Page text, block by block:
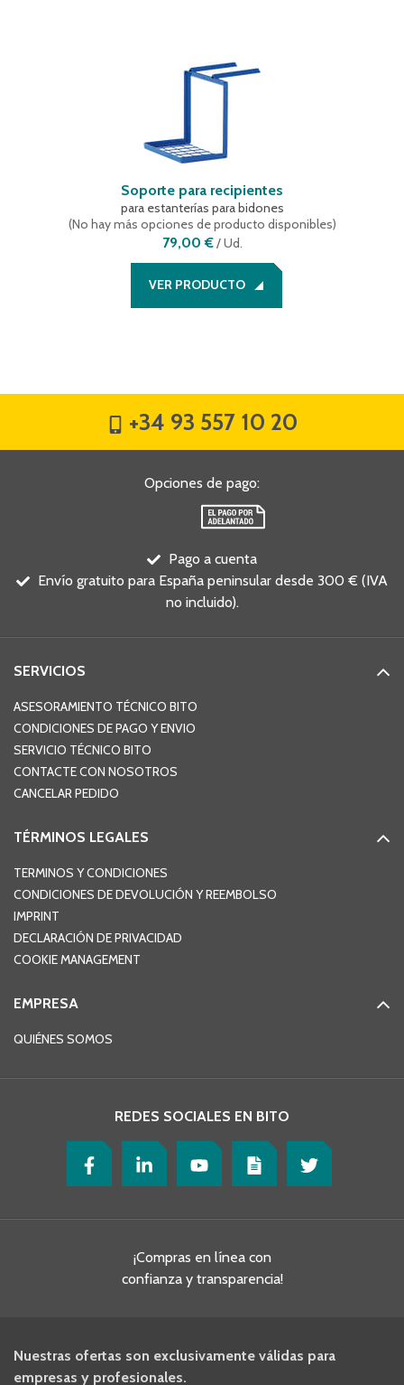
Soporte para recipientes
para estanterías para bidones
(No hay más opciones de producto disponibles)
79,00 €/Ud.
VER PRODUCTO
+34 93 557 10 20
Opciones de pago:
Pago a cuenta
Envío gratuito para España peninsular desde 300 € (IVA
no incluido).
SERVICIOS
ASESORAMIENTO TÉCNICO BITO
CONDICIONES DE PAGO Y ENVIO
SERVICIO TÉCNICO BITO
CONTACTE CON NOSOTROS
CANCELAR PEDIDO
TÉRMINOS LEGALES
TERMINOS Y CONDICIONES
CONDICIONES DE DEVOLUCIÓN Y REEMBOLSO
IMPRINT
DECLARACIÓN DE PRIVACIDAD
COOKIE MANAGEMENT
EMPRESA
QUIÉNES SOMOS
REDES SOCIALES EN BITO
¡Compras en línea con
confianza y transparencia!
Nuestras ofertas son exclusivamente válidas para
empresas y profesionales.